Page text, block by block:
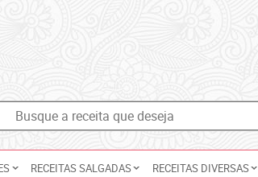
RECEITAS SALGADAS RECEITAS DIVERSAS